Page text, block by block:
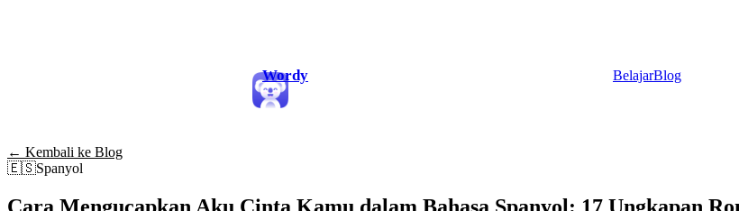
Wordy BelajarBlog
← Kembali ke Blog
🇪🇸Spanyol